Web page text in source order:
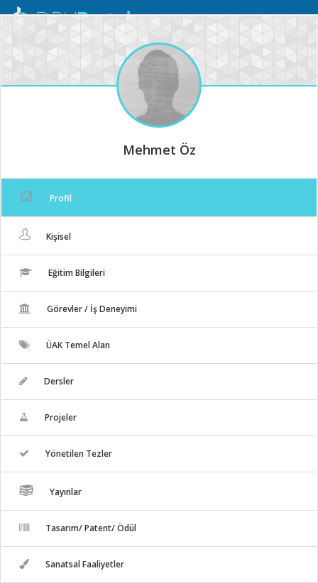
Mobil
Mehmet Öz
Profil
Kişisel
Eğitim Bilgileri
Görevler / İş Deneyimi
ÜAK Temel Alan
Dersler
Projeler
Yönetilen Tezler
Yayınlar
Tasarım/ Patent/ Ödül
Sanatsal Faaliyetler